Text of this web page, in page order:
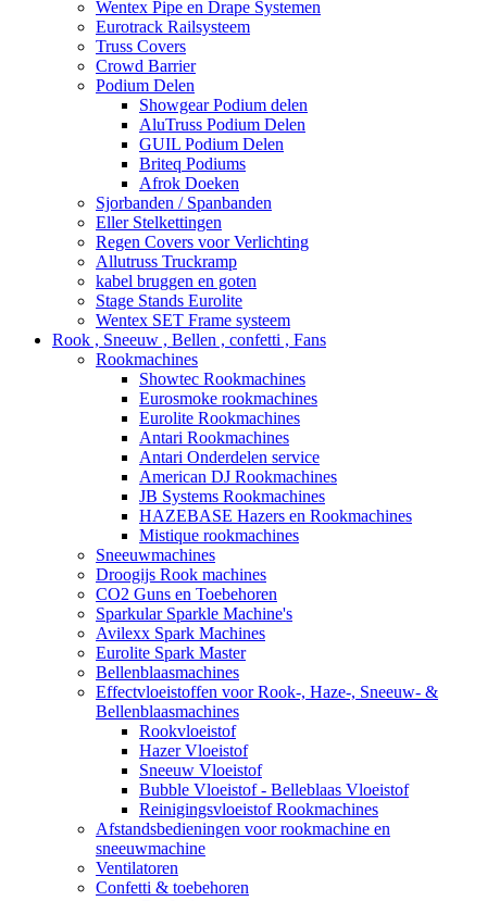
Wentex Pipe en Drape Systemen
Eurotrack Railsysteem
Truss Covers
Crowd Barrier
Podium Delen
Showgear Podium delen
AluTruss Podium Delen
GUIL Podium Delen
Briteq Podiums
Afrok Doeken
Sjorbanden / Spanbanden
Eller Stelkettingen
Regen Covers voor Verlichting
Allutruss Truckramp
kabel bruggen en goten
Stage Stands Eurolite
Wentex SET Frame systeem
Rook , Sneeuw , Bellen , confetti , Fans
Rookmachines
Showtec Rookmachines
Eurosmoke rookmachines
Eurolite Rookmachines
Antari Rookmachines
Antari Onderdelen service
American DJ Rookmachines
JB Systems Rookmachines
HAZEBASE Hazers en Rookmachines
Mistique rookmachines
Sneeuwmachines
Droogijs Rook machines
CO2 Guns en Toebehoren
Sparkular Sparkle Machine's
Avilexx Spark Machines
Eurolite Spark Master
Bellenblaasmachines
Effectvloeistoffen voor Rook-, Haze-, Sneeuw- &
Bellenblaasmachines
Rookvloeistof
Hazer Vloeistof
Sneeuw Vloeistof
Bubble Vloeistof - Belleblaas Vloeistof
Reinigingsvloeistof Rookmachines
Afstandsbedieningen voor rookmachine en
sneeuwmachine
Ventilatoren
Confetti & toebehoren